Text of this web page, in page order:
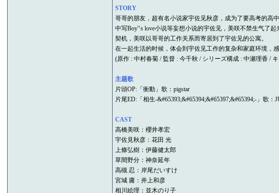
STORY
哥哥的朋友，超有名小说家宇佐见秋彦，成为了要高考的高
中写Boy'‘s love小说等妄想小说的宇佐见，美咲不禁生气了
契机，美咲以哥哥的工作关系而寄居到了宇佐见的公寓。
在一起生活的时候，体会到宇佐见工作的复杂和家庭环境
(原作 : 中村春菊 / 監督 : 今千秋 / シリーズ構成 : 中瀬理香 /
主题歌
片頭OP:「衝動」歌：pigstar
片尾ED:「相生-&#65393;&#65394;&#65397;&#65394;-」歌：
CAST
高橋美咲：櫻井孝宏
宇佐見秋彦：花田 光
上條弘樹：伊藤健太郎
草間野分：神奈延年
高槻 忍：岸尾だいすけ
宮城 庸：井上和彦
相川絵理：並木のり子